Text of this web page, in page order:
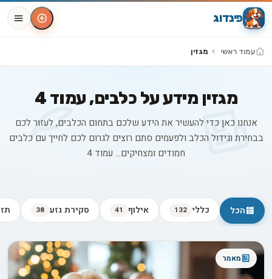
פינדוג
עמוד ראשי מגזין
מגזין מידע על כלבים, עמוד 4
אנחנו כאן כדי להעשיר את הידע שלכם בתחום הכלבים, לעזור לכם
בבחירת וגידול הכלב ולפעמים סתם רוצים לגרום לכם לחייך עם כלבים
חמודים ומצחיקים... עמוד 4
הכל כללי 132 אילוף 41 סקירת גזע 38
כל המאמרים
מאמר